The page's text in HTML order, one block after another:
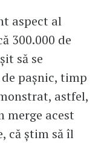
aspect al
300.000 de
să se
paşnic, timp
astfel,
merge acest
că ştim să îl